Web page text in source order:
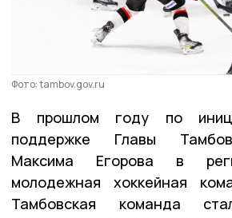
Фото: tambov.gov.ru
В прошлом году по
поддержке Главы
Максима Егорова в
молодежная хоккейная
Тамбовская команда